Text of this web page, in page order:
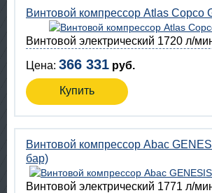
Винтовой компрессор Atlas Copco
Винтовой электрический 1720 л/
Цена: 366 331 руб.
Купить
Винтовой компрессор Abac
бар)
Винтовой электрический 1771 л/мин, 10 бар с